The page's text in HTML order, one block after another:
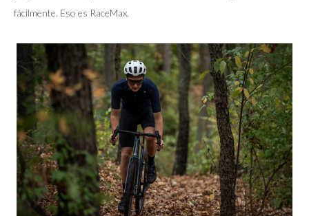
fácilmente. Eso es RaceMax.